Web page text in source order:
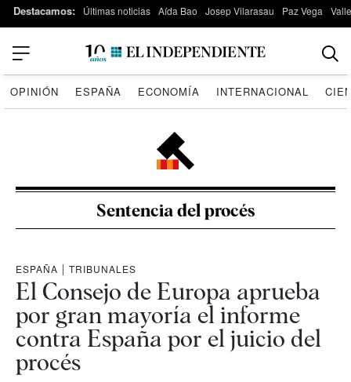
Destacamos: Últimas noticias Aída Bao Josep Vilarasau Paz Vega
OPINIÓN ESPAÑA ECONOMÍA INTERNACIONAL
Sentencia del procés
ESPAÑA | TRIBUNALES
El Consejo de Europa aprueba
por gran mayoría el informe
contra España por el juicio del
procés